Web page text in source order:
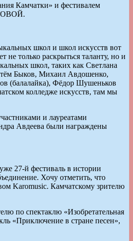
Камчатки» и фестивалем
школ и школ искусств вот
не только раскрыться таланту, но и
школ, таких как Светлана
Быков, Михаил Авдошенко,
(балалайка), Фёдор Шушеньков
колледже искусств, там мы
и лауреатами
Авдеева были награждены
27-й фестиваль в истории
Хочу отметить, что
Karo­music. Камчатскому зрителю
по спектаклю «Изобретательная
«Приключение в стране песен»,